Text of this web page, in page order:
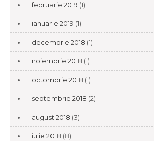
februarie 2019 (1)
ianuarie 2019 (1)
decembrie 2018 (1)
noiembrie 2018 (1)
octombrie 2018 (1)
septembrie 2018 (2)
august 2018 (3)
iulie 2018 (8)